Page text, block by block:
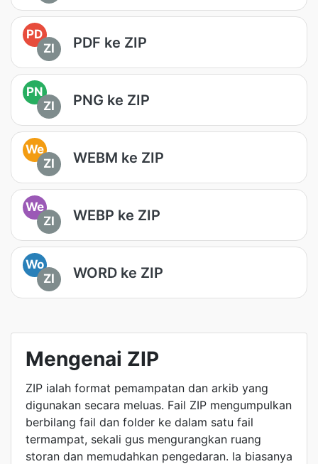
PD
ZI
PDF ke ZIP
PN
ZI
PNG ke ZIP
We
ZI
WEBM ke ZIP
We
ZI
WEBP ke ZIP
Wo
ZI
WORD ke ZIP
Mengenai ZIP
ZIP ialah format pemampatan dan arkib yang
digunakan secara meluas. Fail ZIP mengumpulkan
berbilang fail dan folder ke dalam satu fail
termampat, sekali gus mengurangkan ruang
storan dan memudahkan pengedaran. Ia biasanya